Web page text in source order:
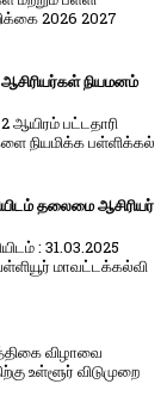
2026 2027
ஆசிரியர்கள் நியமனம்
ஆயிரம் பட்​ட​தாரி
நியமிக்க பள்​ளிக்​கல்​
தலைமை ஆசிரியர்
: 31.03.2025
மாவட்டக்கல்வி
விழாவை
உள்ளூர் விடுமுறை